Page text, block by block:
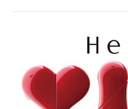
スマホと通信の最新トレンド
進化するPCとデバイスの未来
好きが集まる 比べて選べる
ビジネスと働き方のヒント